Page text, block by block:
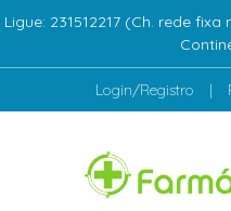
Ligue: 231512217 (Ch. rede
Login/Registro |